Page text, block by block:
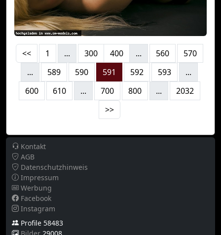
<< 1 ... 300 400 ... 560
570
...
589 590 591 592 593
...
600
610 ... 700 800 ...
2032
>>
Kontakt
AGB
Datenschutzhinweis
Impressum
Werbung
Facebook
Instagram
Profile 58483
Bilder 29008